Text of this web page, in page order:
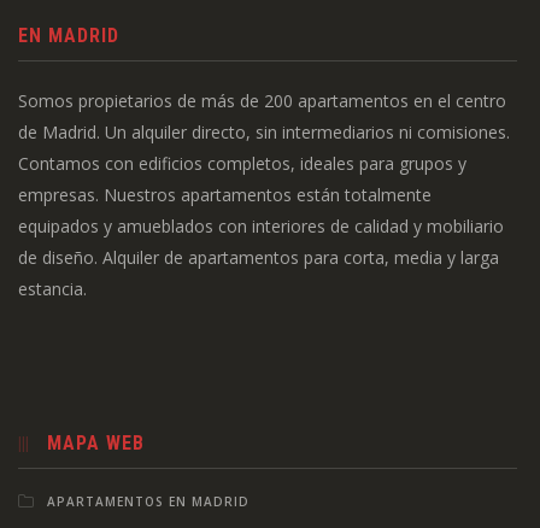
EN MADRID
Somos propietarios de más de 200 apartamentos en el centro
de Madrid. Un alquiler directo, sin intermediarios ni comisiones.
Contamos con edificios completos, ideales para grupos y
empresas. Nuestros apartamentos están totalmente
equipados y amueblados con interiores de calidad y mobiliario
de diseño. Alquiler de apartamentos para corta, media y larga
estancia.
MAPA WEB
APARTAMENTOS EN MADRID